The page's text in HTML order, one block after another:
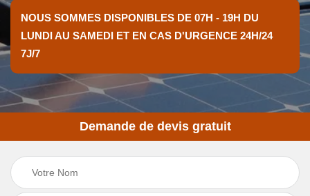
NOUS SOMMES DISPONIBLES DE 07H - 19H DU
LUNDI AU SAMEDI ET EN CAS D'URGENCE 24H/24
7J/7
Demande de devis gratuit